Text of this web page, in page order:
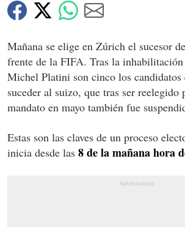
Mañana se elige en Zúrich el sucesor
frente de la FIFA. Tras la
Michel Platini son cinco los candidatos
suceder al suizo, que tras ser reelegido
mandato en mayo también fue
Estas son las claves de un proceso
inicia desde las 8 de la mañana hora